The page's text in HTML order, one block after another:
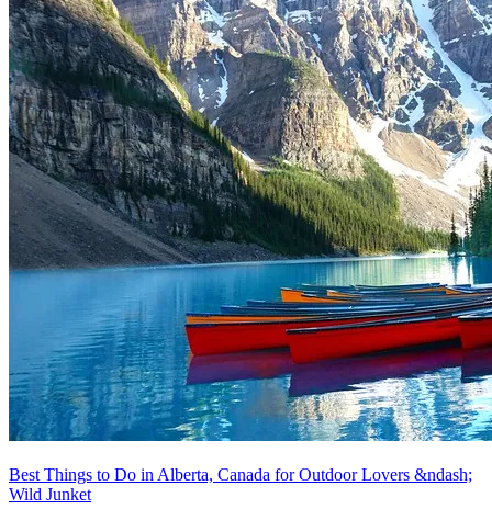
Best Things to Do in Alberta, Canada for Outdoor Lovers &ndash;
Wild Junket